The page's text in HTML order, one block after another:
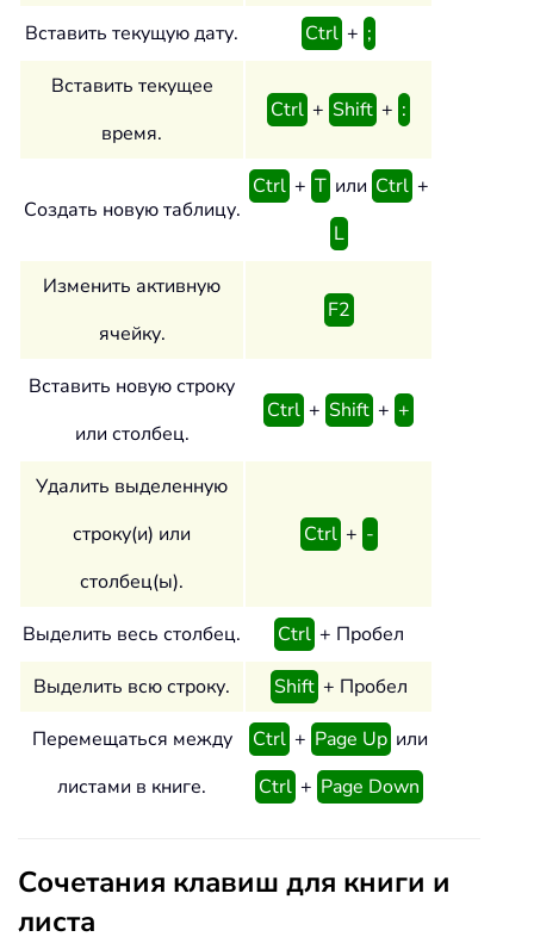
Вставить текущую дату. Ctrl + ;
Вставить текущее
время.
Ctrl + Shift + :
Создать новую таблицу.
Ctrl + T или Ctrl +
L
Изменить активную
ячейку.
F2
Вставить новую строку
или столбец.
Ctrl + Shift + +
Удалить выделенную
строку(и) или
столбец(ы).
Ctrl + -
Выделить весь столбец. Ctrl + Пробел
Выделить всю строку.
Shift + Пробел
Перемещаться между
листами в книге.
Ctrl + Page Up или
Ctrl + Page Down
Сочетания клавиш для книги и
листа